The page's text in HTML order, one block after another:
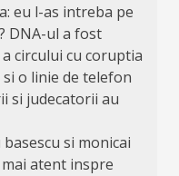
eu l-as intreba pe
DNA-ul a fost
circului cu coruptia
o linie de telefon
si judecatorii au
si monicai
atent inspre